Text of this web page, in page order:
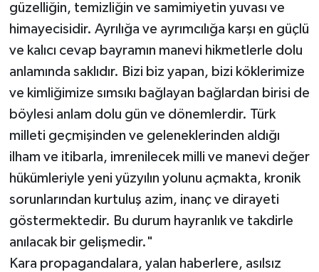
güzelliğin, temizliğin ve samimiyetin yuvası ve
himayecisidir. Ayrılığa ve ayrımcılığa karşı en güçlü
ve kalıcı cevap bayramın manevi hikmetlerle dolu
anlamında saklıdır. Bizi biz yapan, bizi köklerimize
ve kimliğimize sımsıkı bağlayan bağlardan birisi de
böylesi anlam dolu gün ve dönemlerdir. Türk
milleti geçmişinden ve geleneklerinden aldığı
ilham ve itibarla, imrenilecek milli ve manevi değer
hükümleriyle yeni yüzyılın yolunu açmakta, kronik
sorunlarından kurtuluş azim, inanç ve dirayeti
göstermektedir. Bu durum hayranlık ve takdirle
anılacak bir gelişmedir."
Kara propagandalara, yalan haberlere, asılsız